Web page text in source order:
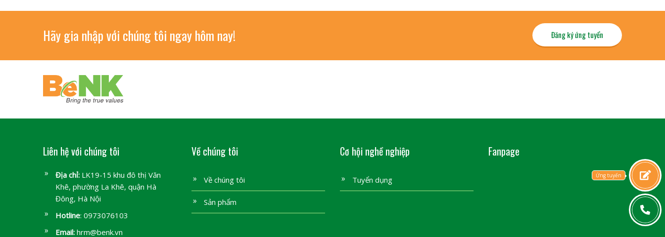
Hãy gia nhập với chúng tôi ngay hôm nay! Đăng ký ứng tuyển
Liên hệ với chúng tôi
Địa chỉ: LK19-15 khu đô thị Văn
Khê, phường La Khê, quận Hà
Đông, Hà Nội
Hotline: 0973076103
Email: hrm@benk.vn
Về chúng tôi
Về chúng tôi
Sản phẩm
Cơ hội nghề nghiệp
Tuyển dụng
Fanpage
Ứng tuyển